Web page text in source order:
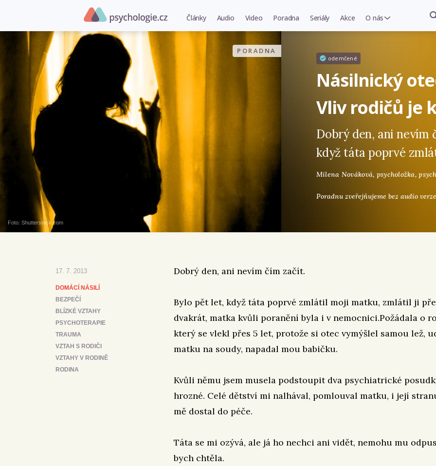
Články Audio Video Poradna Seriály Akce O nás
PORADNA
Foto: Shutterstock.com
odemčené
Násilnický
Vliv rodičů je
Dobrý den, ani nevím
když táta poprvé
Milena Nováková, psycholožka,
Poradnu zveřejňujeme bez audio
17. 7. 2013
DOMÁCÍ NÁSILÍ
BEZPEČÍ
BLÍZKÉ VZTAHY
PSYCHOTERAPIE
TRAUMA
VZTAH S RODIČI
VZTAHY V RODINĚ
RODINA
Dobrý den, ani nevím čím začít.
Bylo pět let, když táta poprvé zmlátil moji matku, zmlátil ji
dvakrát, matka kvůli poranění byla i v nemocnici.Požádala o
který se vlekl přes 5 let, protože si otec vymýšlel samou lež,
matku na soudy, napadal mou babičku.
Kvůli němu jsem musela podstoupit dva psychiatrické
hrozné. Celé dětství mi nalhával, pomlouval matku, i její
mě dostal do péče.
Táta se mi ozývá, ale já ho nechci ani vidět, nemohu mu
bych chtěla.